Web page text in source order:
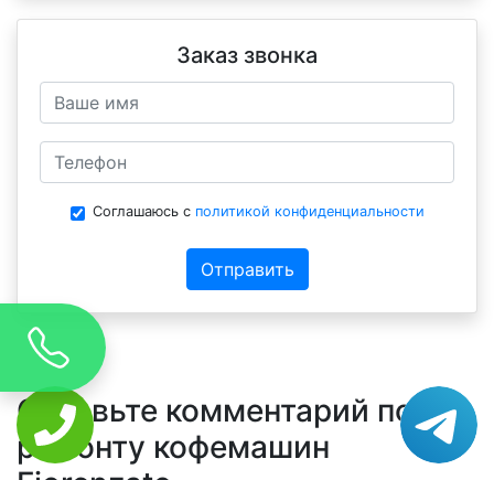
Заказ звонка
Соглашаюсь с политикой конфиденциальности
Отправить
Оставьте комментарий по
ремонту кофемашин